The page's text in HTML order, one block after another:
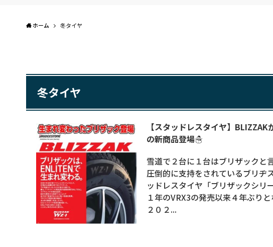
ホーム 冬タイヤ
冬タイヤ
【スタッドレスタイヤ】BLIZZAK
の新商品登場☃
雪道で２台に１台はブリザックと
圧倒的に支持をされているブリヂ
ッドレスタイヤ「ブリザックシリ
１年のVRX3の発売以来４年ぶり
２０２...